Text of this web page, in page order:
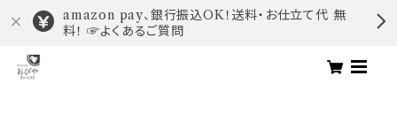
amazon pay、銀行振込OK！送料・お仕立て代 無
料！ ☞よくあるご質問